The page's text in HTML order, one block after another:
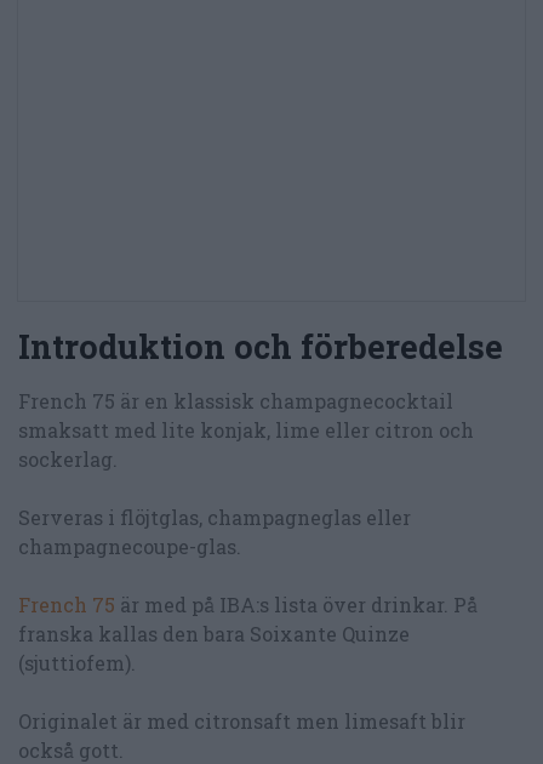
Introduktion och förberedelse
French 75 är en klassisk champagnecocktail
smaksatt med lite konjak, lime eller citron och
sockerlag.
Serveras i flöjtglas, champagneglas eller
champagnecoupe-glas.
French 75 är med på IBA:s lista över drinkar. På
franska kallas den bara Soixante Quinze
(sjuttiofem).
Originalet är med citronsaft men limesaft blir
också gott.